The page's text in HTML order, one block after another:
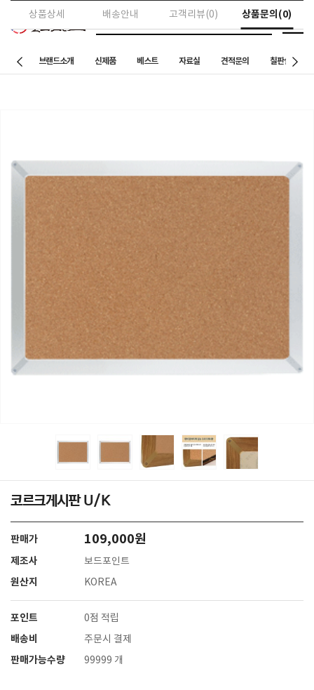
브랜드소개 신제품 베스트 자료실 견적문의 칠판설치 사례
코르크게시판 U/K
판매가 109,000원
제조사 보드포인트
원산지 KOREA
포인트 0점 적립
배송비 주문시 결제
판매가능수량 99999 개
상품상세 배송안내 고객리뷰(0) 상품문의(0)